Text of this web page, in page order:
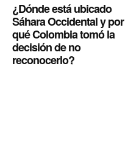
¿Dónde está ubicado
Sáhara Occidental y por
qué Colombia tomó la
decisión de no
reconocerlo?